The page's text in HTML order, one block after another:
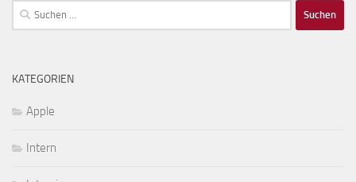
Suchen
nach:
KATEGORIEN
Apple
Intern